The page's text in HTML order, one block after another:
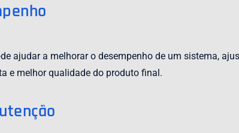
ajudar a melhorar o desempenho de um sistema,
e melhor qualidade do produto final.